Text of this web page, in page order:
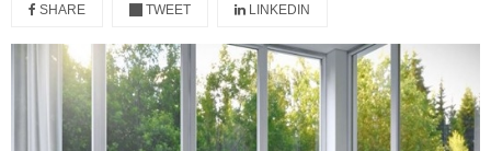
SHARE TWEET LINKEDIN